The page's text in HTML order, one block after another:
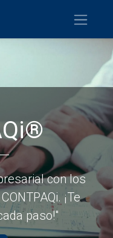
con los
¡Te
paso!"